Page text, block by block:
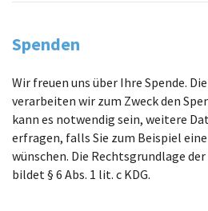
Spenden
Wir freuen uns über Ihre Spende.
verarbeiten wir zum Zweck den
kann es notwendig sein, weitere
erfragen, falls Sie zum Beispiel
wünschen. Die Rechtsgrundlage
bildet § 6 Abs. 1 lit. c KDG.